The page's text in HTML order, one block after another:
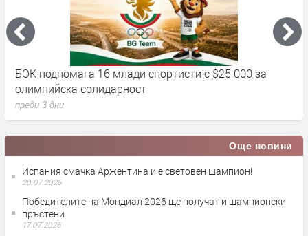
БОК подпомага 16 млади спортисти с $25 000 за
олимпийска солидарност
преди 3 дни
Още новини
Испания смачка Аржентина и е световен шампион!
20.07.2026
Победителите на Мондиал 2026 ще получат и шампионски
пръстени
17.07.2026